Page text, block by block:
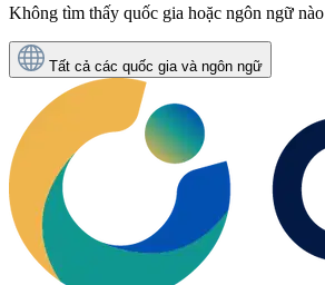
Không tìm thấy quốc gia hoặc ngôn ngữ nào
Tất cả các quốc gia và ngôn ngữ